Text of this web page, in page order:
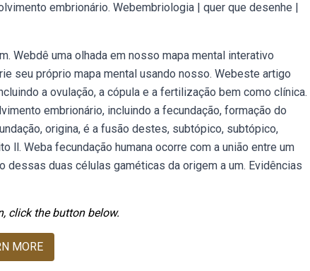
embrionário. Webembriologia | quer que desenhe |
Webdê uma olhada em nosso mapa mental interativo
seu próprio mapa mental usando nosso. Webeste artigo
a ovulação, a cópula e a fertilização bem como clínica.
embrionário, incluindo a fecundação, formação do
origina, é a fusão destes, subtópico, subtópico,
Weba fecundação humana ocorre com a união entre um
duas células gaméticas da origem a um. Evidências
click the button below.
MORE